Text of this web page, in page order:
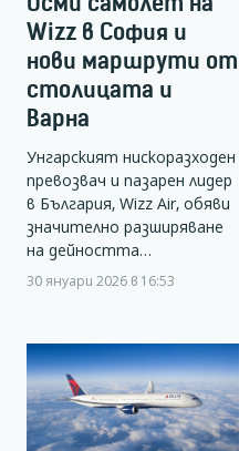
Wizz в София и
нови маршрути от
столицата и
Варна
Унгарският нискоразходен
превозвач и пазарен лидер
в България, Wizz Air, обяви
значително разширяване
на дейността…
30 януари 2026 в 16:53